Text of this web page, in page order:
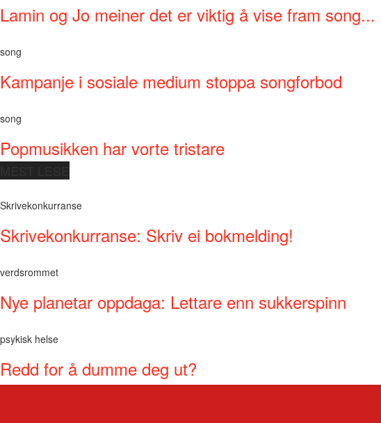
Lamin og Jo meiner det er viktig å vise fram song...
song
Kampanje i sosiale medium stoppa songforbod
song
Popmusikken har vorte tristare
Skrivekonkurranse
Skrivekonkurranse: Skriv ei bokmelding!
verdsrommet
Nye planetar oppdaga: Lettare enn sukkerspinn
psykisk helse
Redd for å dumme deg ut?